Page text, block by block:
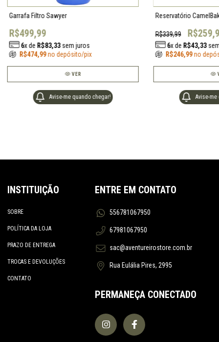
Garrafa Filtro Sawyer
R$499,99
6x de R$83,33sem juros
R$474,99no depósito/pix
VER
Avise-me quando chegar!
Reservatório
R$339,99
6x de R$43,33
R$246,99no
Avise-
INSTITUIÇÃO
SOBRE
POLÍTICA DA LOJA
PRAZO DE ENTREGA
TROCAS E DEVOLUÇÕES
CONTATO
ENTRE EM CONTATO
556781067950
67981067950
sac@aventureirostore.com.br
Rua Eulália Pires, 2995
PERMANEÇA CONECTADO